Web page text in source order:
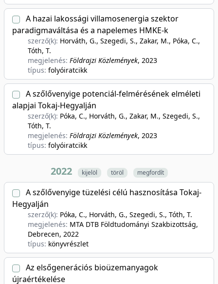
A hazai lakossági villamosenergia szektor
paradigmaváltása és a napelemes HMKE-k
szerző(k): Horváth, G., Szegedi, S., Zakar, M., Póka, C.,
Tóth, T.
megjelenés: Földrajzi Közlemények, 2023
típus: folyóiratcikk
A szőlővenyige potenciál-felmérésének elméleti
alapjai Tokaj-Hegyalján
szerző(k): Póka, C., Horváth, G., Zakar, M., Szegedi, S.,
Tóth, T.
megjelenés: Földrajzi Közlemények, 2023
típus: folyóiratcikk
2022 kijelöl töröl megfordít
A szőlővenyige tüzelési célú hasznosítása Tokaj-
Hegyalján
szerző(k): Póka, C., Horváth, G., Szegedi, S., Tóth, T.
megjelenés: MTA DTB Földtudományi Szakbizottság,
Debrecen, 2022
típus: könyvrészlet
Az elsőgenerációs bioüzemanyagok
újraértékelése